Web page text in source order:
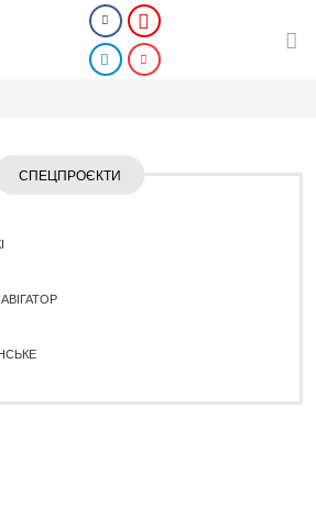
СПЕЦПРОЄКТИ